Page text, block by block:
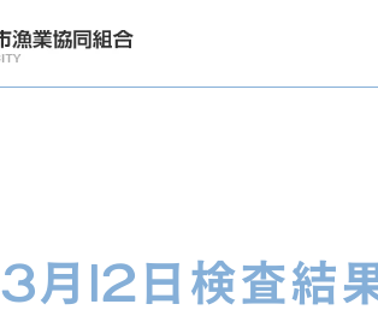
3月12日検査結